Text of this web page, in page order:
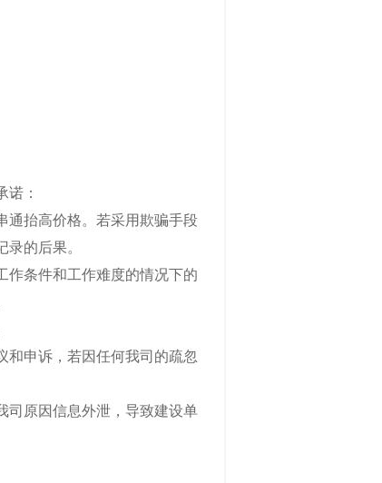
：
通抬高价格。若采用欺骗手段
的后果。
作条件和工作难度的情况下的
和申诉，若因任何我司的疏忽
司原因信息外泄，导致建设单